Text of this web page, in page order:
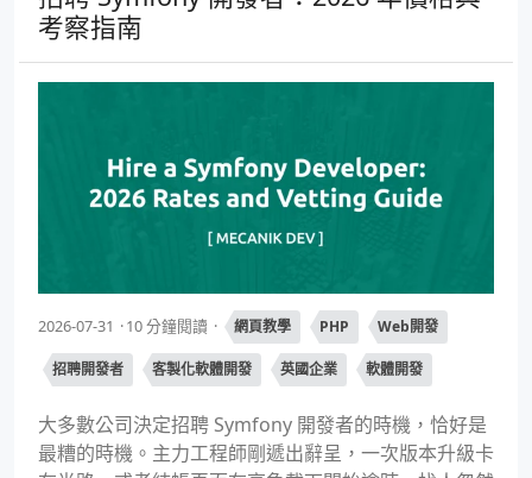
考察指南
2026-07-31 10 分鐘閱讀 網頁教學 PHP Web開發
招聘開發者 客製化軟體開發 英國企業 軟體開發
大多數公司決定招聘 Symfony 開發者的時機，恰好是
最糟的時機。主力工程師剛遞出辭呈，一次版本升級卡